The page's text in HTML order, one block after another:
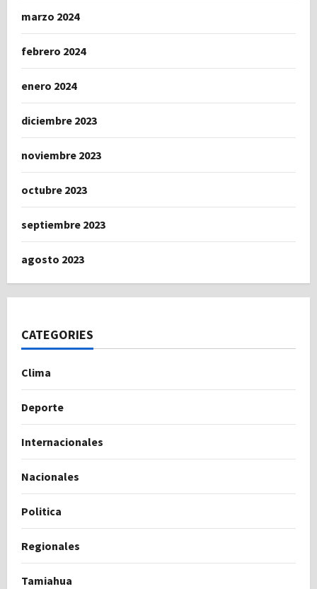
marzo 2024
febrero 2024
enero 2024
diciembre 2023
noviembre 2023
octubre 2023
septiembre 2023
agosto 2023
CATEGORIES
Clima
Deporte
Internacionales
Nacionales
Politica
Regionales
Tamiahua